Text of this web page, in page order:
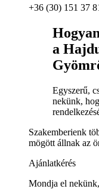
+36 (30) 151 37
a
Egyszerű,
nekünk,
Szakemberienk
mögött állnak az
Ajánlatkérés
Mondja el